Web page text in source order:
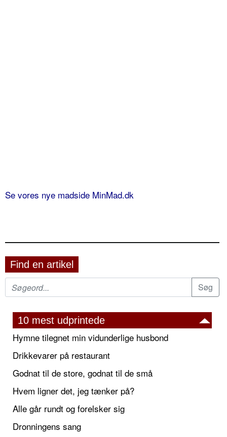
Se vores nye madside MinMad.dk
Find en artikel
10 mest udprintede
Hymne tilegnet min vidunderlige husbond
Drikkevarer på restaurant
Godnat til de store, godnat til de små
Hvem ligner det, jeg tænker på?
Alle går rundt og forelsker sig
Dronningens sang